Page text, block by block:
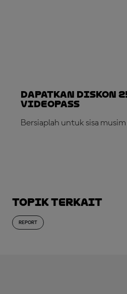
Dapatkan Diskon
VideoPass
Bersiaplah untuk sisa
Topik Terkait
REPORT